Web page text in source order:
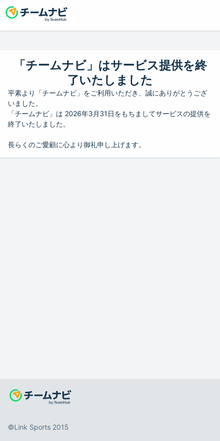
「チームナビ」はサービス提供を終
了いたしました
平素より「チームナビ」をご利用いただき、誠にありがとうござ
いました。
「チームナビ」は 2026年3月31日をもちましてサービスの提供を
終了いたしました。
長らくのご愛顧に心より御礼申し上げます。
©️Link Sports 2015